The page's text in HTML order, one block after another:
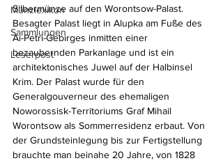
Münzlexikon
Sammlungen
Leserpost
Silbermünze auf den Worontsow-Palast.
Besagter Palast liegt in Alupka am Fuße des
Ai-Petri-Gebirges inmitten einer
bezaubernden Parkanlage und ist ein
architektonisches Juwel auf der Halbinsel
Krim. Der Palast wurde für den
Generalgouverneur des ehemaligen
Noworossisk-Territoriums Graf Mihail
Worontsow als Sommerresidenz erbaut. Von
der Grundsteinlegung bis zur Fertigstellung
brauchte man beinahe 20 Jahre, von 1828